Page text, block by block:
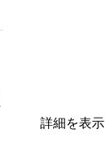
詳細を表示